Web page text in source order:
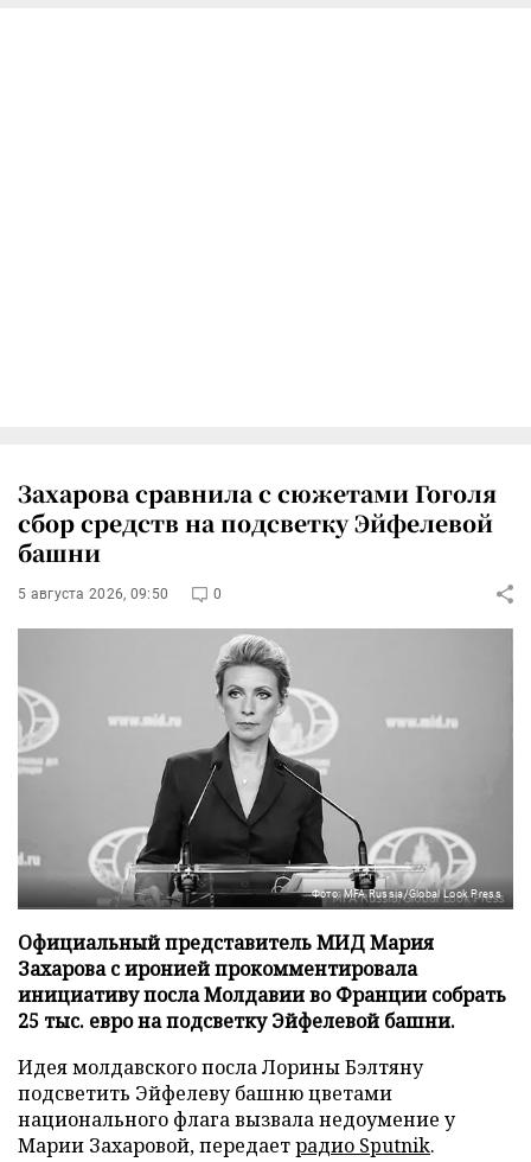
Захарова сравнила с сюжетами Гоголя
сбор средств на подсветку Эйфелевой
башни
5 августа 2026, 09:50 0
Фото: MFA Russia/Global Look Press
Официальный представитель МИД Мария
Захарова с иронией прокомментировала
инициативу посла Молдавии во Франции собрать
25 тыс. евро на подсветку Эйфелевой башни.
Идея молдавского посла Лорины Бэлтяну
подсветить Эйфелеву башню цветами
национального флага вызвала недоумение у
Марии Захаровой, передаетрадио Sputnik.